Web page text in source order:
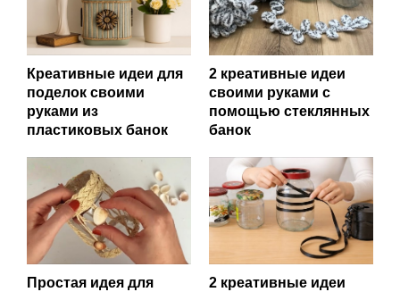
Креативные идеи для
поделок своими
руками из
пластиковых банок
2 креативные идеи
своими руками с
помощью стеклянных
банок
Простая идея для
2 креативные идеи